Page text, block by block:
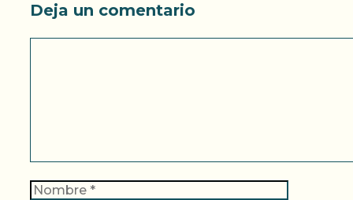
Deja un comentario
Nombre